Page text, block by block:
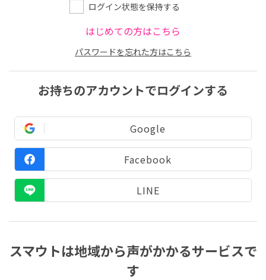
ログイン状態を保持する
はじめての方はこちら
パスワードを忘れた方はこちら
お持ちのアカウントでログインする
Google
Facebook
LINE
スマウトは地域から声がかかるサービスで
す